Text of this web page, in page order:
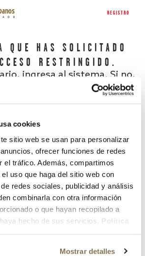
cookies
sitio web se usan para personalizar
ofrecer funciones de redes
el tráfico. Además, compartimos
uso que haga del sitio web con
redes sociales, publicidad y análisis
combinarla con otra información
o que hayan recopilado a
hecho de sus servicios. Política
Mostrar detalles
REGISTRO
QUE HAS SOLICITADO
RESTRINGIDO.
ingresa al sistema. Si no,